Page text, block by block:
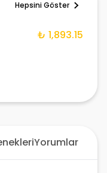
Hepsini Göster
₺ 1,893.15
Yorumlar